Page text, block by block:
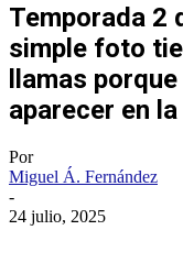
Temporada 2
simple foto
llamas
aparecer en
Por
Miguel Á. Fernández
-
24 julio, 2025